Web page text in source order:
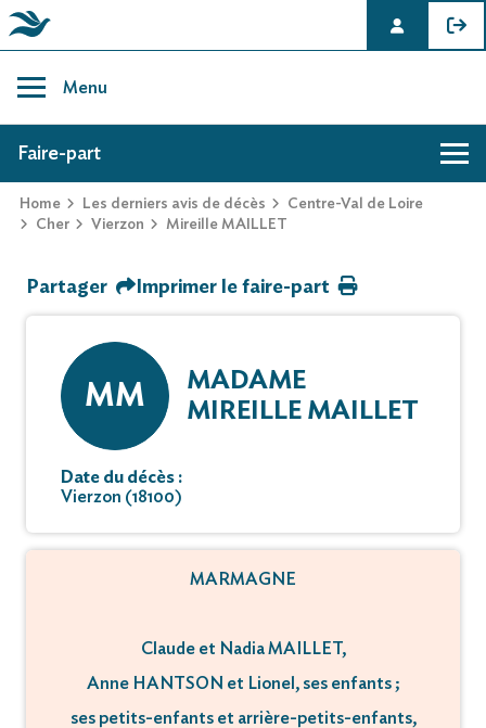
content
Menu
AVIS DE DÉCÈS DE MIREILLE MAILLET
Home Les derniers avis de décès
Centre-Val de Loire
Cher
Vierzon Mireille MAILLET
Faire-part
Hommage
Mur des souvenirs
Faire-part
Partager Imprimer le faire-part
MM
MADAME
MIREILLE MAILLET
Date du décès :
Vierzon (18100)
MARMAGNE
Claude et Nadia MAILLET,
Anne HANTSON et Lionel, ses enfants ;
ses petits-enfants et arrière-petits-enfants,